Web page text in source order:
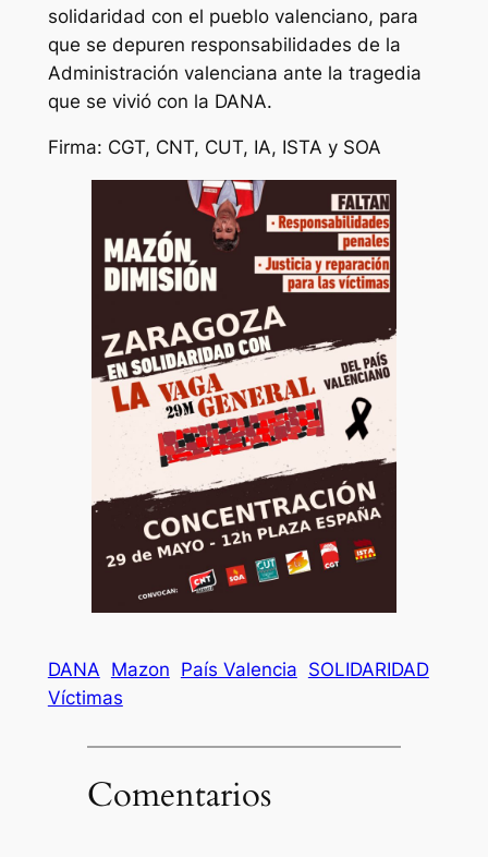
solidaridad con el pueblo valenciano, para
que se depuren responsabilidades de la
Administración valenciana ante la tragedia
que se vivió con la DANA.
Firma: CGT, CNT, CUT, IA, ISTA y SOA
DANA Mazon País Valencia SOLIDARIDAD
Víctimas
Comentarios